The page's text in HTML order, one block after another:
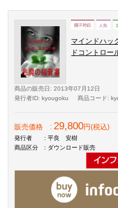
マインドハッ
ドコントロー
商品の販売日 : 2013年07月12日
発行者ID: kyougoku 商品コード:
販売価格 :29,800円(税込)
発行者
: 平良 安樹
商品区分
: ダウンロード販売